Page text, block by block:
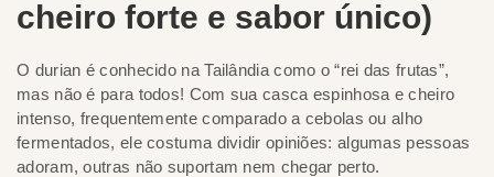
cheiro forte e sabor único)
O durian é conhecido na Tailândia como o “rei das frutas”,
mas não é para todos! Com sua casca espinhosa e cheiro
intenso, frequentemente comparado a cebolas ou alho
fermentados, ele costuma dividir opiniões: algumas pessoas
adoram, outras não suportam nem chegar perto.